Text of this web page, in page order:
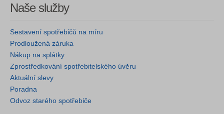
Naše služby
Sestavení spotřebičů na míru
Prodloužená záruka
Nákup na splátky
Zprostředkování spotřebitelského úvěru
Aktuální slevy
Poradna
Odvoz starého spotřebiče